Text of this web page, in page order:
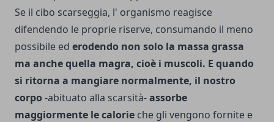
Se il cibo scarseggia, l' organismo reagisce
difendendo le proprie riserve, consumando il meno
possibile ed erodendo non solo la massa grassa
ma anche quella magra, cioè i muscoli. E quando
si ritorna a mangiare normalmente, il nostro
corpo -abituato alla scarsità-assorbe
maggiormente le calorie che gli vengono fornite e